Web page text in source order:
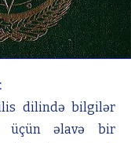
dilində bilgilər
üçün əlavə bir